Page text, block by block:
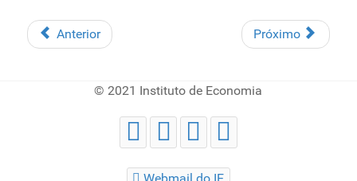
Anterior Próximo
© 2021 Instituto de Economia